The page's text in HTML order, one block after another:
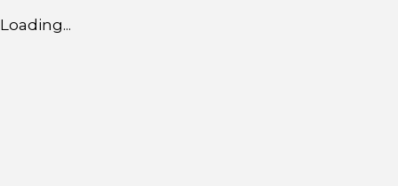
Loading...